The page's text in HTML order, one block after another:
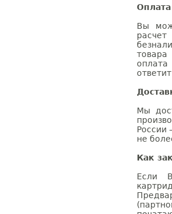
Оплата
Вы
Мы
России
не
Как
Если